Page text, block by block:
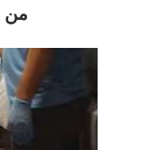
من